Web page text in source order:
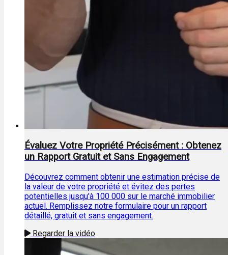
Évaluez Votre Propriété Précisément : Obtenez
un Rapport Gratuit et Sans Engagement
Découvrez comment obtenir une estimation précise de
la valeur de votre propriété et évitez des pertes
potentielles jusqu'à 100 000 sur le marché immobilier
actuel. Remplissez notre formulaire pour un rapport
détaillé, gratuit et sans engagement.
Regarder la vidéo